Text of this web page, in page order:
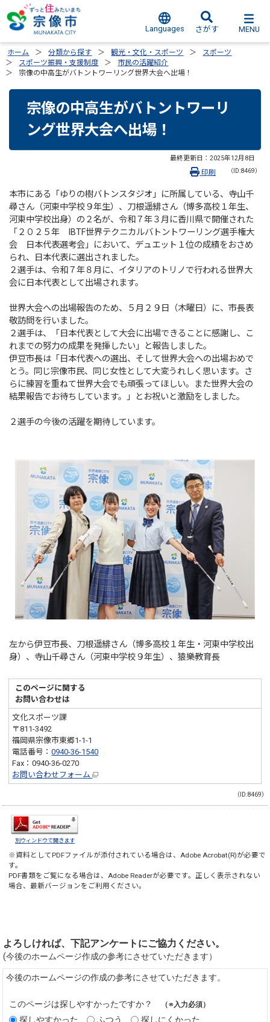
Languages さがす MENU
ホーム 分類から探す 観光・文化・スポーツ
スポーツ
スポーツ振興・支援制度
市民の活躍紹介
宗像の中高生がバトントワーリング世界大会へ出場！
宗像の中高生がバトントワーリ
ング世界大会へ出場！
最終更新日： 2025年12月8日
（ID:8469）
印刷
本市にある「ゆりの樹バトンスタジオ」に所属している、寺山千
尋さん（河東中学校９年生）、刀根遥緋さん（博多高校１年生、
河東中学校出身）の２名が、令和７年３月に香川県で開催された
「２０２５年 IBTF世界テクニカルバトントワーリング選手権大
会 日本代表選考会」において、デュエット１位の成績をおさめ
られ、日本代表に選出されました。
２選手は、令和７年８月に、イタリアのトリノで行われる世界大
会に日本代表として出場されます。
世界大会への出場報告のため、５月２９日（木曜日）に、市長表
敬訪問を行いました。
２選手は、「日本代表として大会に出場できることに感謝し、こ
れまでの努力の成果を発揮したい」と報告しました。
伊豆市長は「日本代表への選出、そして世界大会への出場おめで
とう。同じ宗像市民、同じ女性として大変うれしく思います。さ
らに練習を重ねて世界大会でも頑張ってほしい。また世界大会の
結果報告でお待ちしています。」とお祝いと激励をしました。
２選手の今後の活躍を期待しています。
左から伊豆市長、刀根遥緋さん（博多高校１年生・河東中学校出
身）、寺山千尋さん（河東中学校９年生）、猿樂教育長
このページに関する
お問い合わせは
文化スポーツ課
〒811-3492
福岡県宗像市東郷1-1-1
電話番号：0940-36-1540
Fax：0940-36-0270
お問い合わせフォーム
（ID:8469）
別ウィンドウで開きます
※資料としてPDFファイルが添付されている場合は、Adobe Acrobat(R)が必要で
す。
PDF書類をご覧になる場合は、Adobe Readerが必要です。正しく表示されない
場合、最新バージョンをご利用ください。